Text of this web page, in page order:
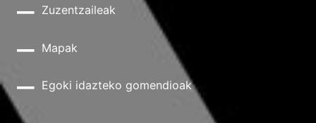
Zuzentzaileak
Mapak
Egoki idazteko gomendioak